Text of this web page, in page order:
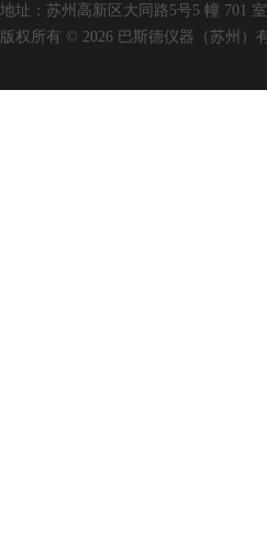
地址：苏州高新区大同路5号5 幢 701 室
版权所有 © 2026 巴斯德仪器（苏州）